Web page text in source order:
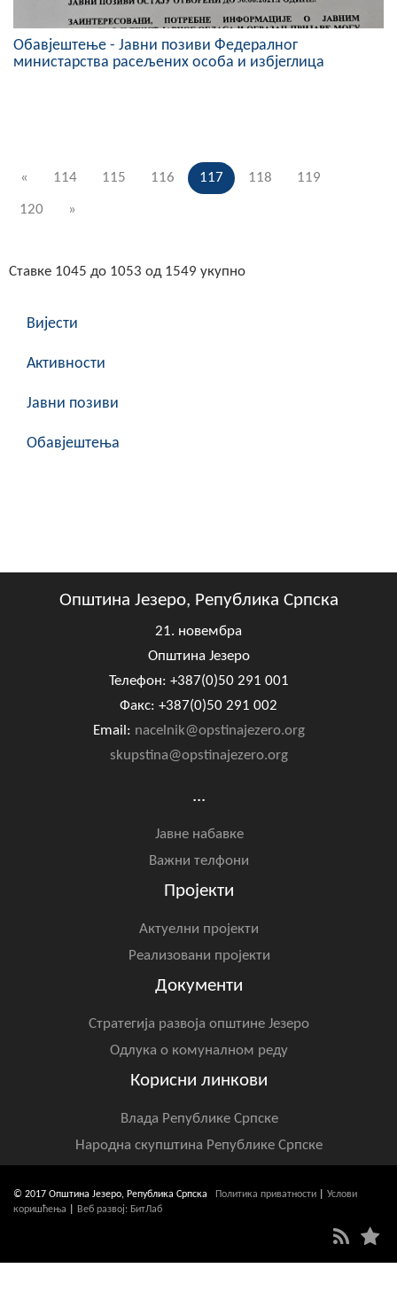
Обавјештење - Јавни позиви Федералног
министарства расељених особа и избјеглица
« 114 115 116 117 118 119
120 »
Ставке 1045 до 1053 од 1549 укупно
Вијести
Активности
Јавни позиви
Обавјештења
Општина Језеро, Република Српска
21. новембра
Општина Језеро
Телефон: +387(0)50 291 001
Факс: +387(0)50 291 002
Email: nacelnik@opstinajezero.org
skupstina@opstinajezero.org
...
Јавне набавке
Важни телфони
Пројекти
Актуелни пројекти
Реализовани пројекти
Документи
Стратегија развоја општине Језеро
Одлука о комуналном реду
Корисни линкови
Влада Републике Српске
Народна скупштина Републике Српске
© 2017 Општина Језеро, Република Српска Политика приватности
Услови
коришћења
Веб развој: БитЛаб